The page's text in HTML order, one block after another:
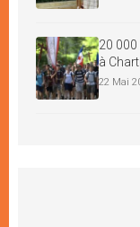
20
à
22 Mai